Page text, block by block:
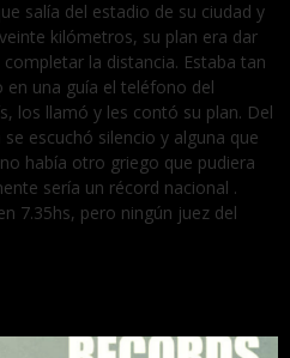
salía del estadio de su ciudad y
kilómetros, su plan era dar
la distancia. Estaba tan
una guía el teléfono del
los llamó y les contó su plan. Del
escuchó silencio y alguna que
había otro griego que pudiera
sería un récord nacional .
7.35hs, pero ningún juez del